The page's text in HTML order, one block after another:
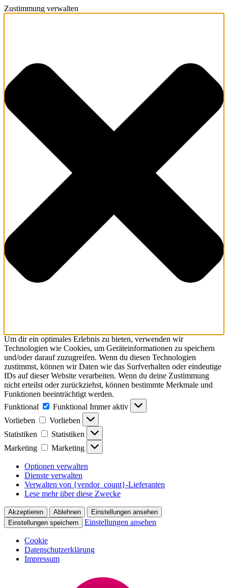
Zustimmung verwalten
Um dir ein optimales Erlebnis zu bieten, verwenden wir
Technologien wie Cookies, um Geräteinformationen zu speichern
und/oder darauf zuzugreifen. Wenn du diesen Technologien
zustimmst, können wir Daten wie das Surfverhalten oder eindeutige
IDs auf dieser Website verarbeiten. Wenn du deine Zustimmung
nicht erteilst oder zurückziehst, können bestimmte Merkmale und
Funktionen beeinträchtigt werden.
Funktional
Funktional Immer aktiv
Vorlieben
Vorlieben
Statistiken
Statistiken
Marketing
Marketing
Optionen verwalten
Dienste verwalten
Verwalten von {vendor_count}-Lieferanten
Lese mehr über diese Zwecke
Akzeptieren Ablehnen
Einstellungen ansehen
Einstellungen speichern
Einstellungen ansehen
Cookie
Datenschutzerklärung
Impressum